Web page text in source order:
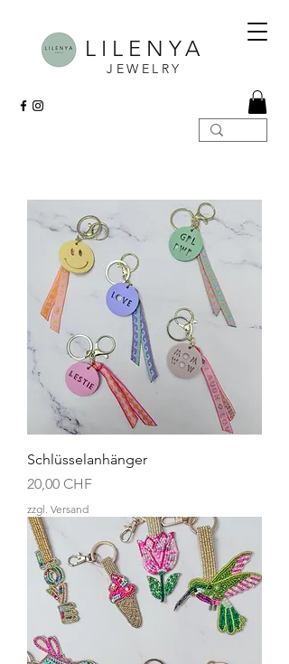
LILENYA
JEWELRY
Schlüsselanhänger
Preis
20,00 CHF
zzgl. Versand